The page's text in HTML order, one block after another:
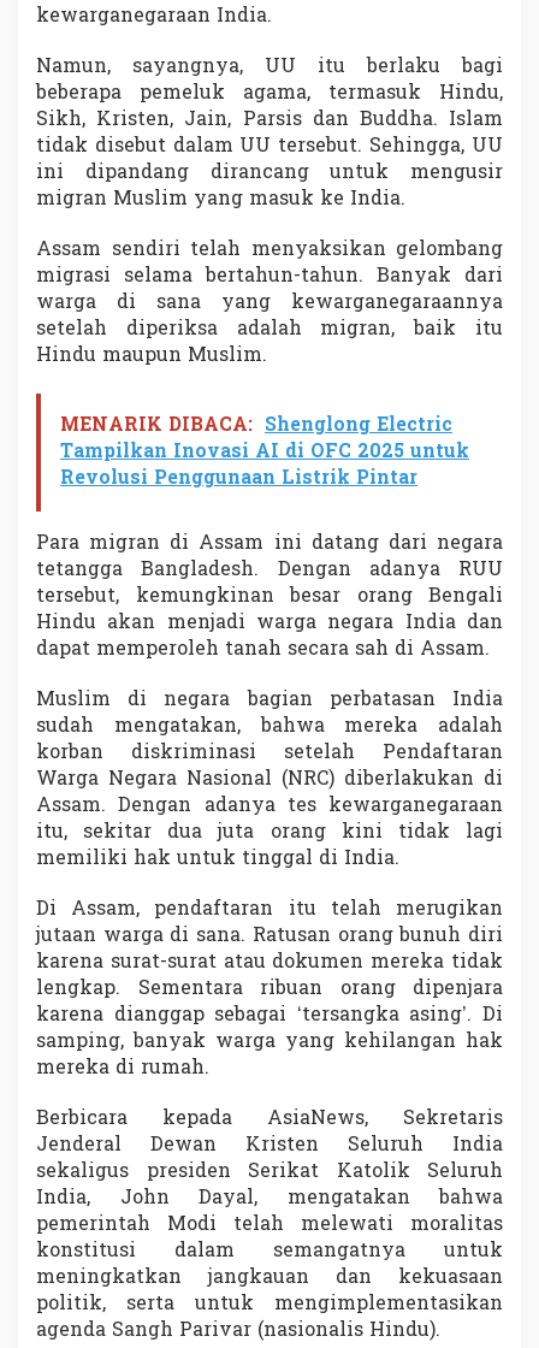
kewarganegaraan India.
Namun, sayangnya, UU itu berlaku bagi
beberapa pemeluk agama, termasuk Hindu,
Sikh, Kristen, Jain, Parsis dan Buddha. Islam
tidak disebut dalam UU tersebut. Sehingga, UU
ini dipandang dirancang untuk mengusir
migran Muslim yang masuk ke India.
Assam sendiri telah menyaksikan gelombang
migrasi selama bertahun-tahun. Banyak dari
warga di sana yang kewarganegaraannya
setelah diperiksa adalah migran, baik itu
Hindu maupun Muslim.
MENARIK DIBACA: Shenglong Electric
Tampilkan Inovasi AI di OFC 2025 untuk
Revolusi Penggunaan Listrik Pintar
Para migran di Assam ini datang dari negara
tetangga Bangladesh. Dengan adanya RUU
tersebut, kemungkinan besar orang Bengali
Hindu akan menjadi warga negara India dan
dapat memperoleh tanah secara sah di Assam.
Muslim di negara bagian perbatasan India
sudah mengatakan, bahwa mereka adalah
korban diskriminasi setelah Pendaftaran
Warga Negara Nasional (NRC) diberlakukan di
Assam. Dengan adanya tes kewarganegaraan
itu, sekitar dua juta orang kini tidak lagi
memiliki hak untuk tinggal di India.
Di Assam, pendaftaran itu telah merugikan
jutaan warga di sana. Ratusan orang bunuh diri
karena surat-surat atau dokumen mereka tidak
lengkap. Sementara ribuan orang dipenjara
karena dianggap sebagai ‘tersangka asing’. Di
samping, banyak warga yang kehilangan hak
mereka di rumah.
Berbicara kepada AsiaNews, Sekretaris
Jenderal Dewan Kristen Seluruh India
sekaligus presiden Serikat Katolik Seluruh
India, John Dayal, mengatakan bahwa
pemerintah Modi telah melewati moralitas
konstitusi dalam semangatnya untuk
meningkatkan jangkauan dan kekuasaan
politik, serta untuk mengimplementasikan
agenda Sangh Parivar (nasionalis Hindu).